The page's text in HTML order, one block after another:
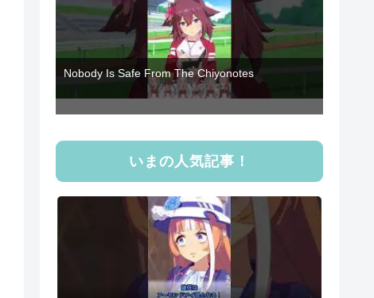
Nobody Is Safe From The Chiyonotes
いまの人気記事！